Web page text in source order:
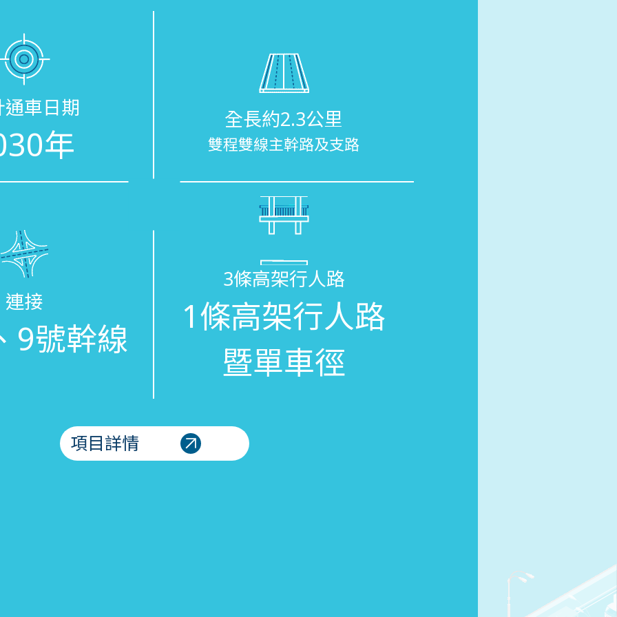
車日期
年
全長約2.3公里
雙程雙線主幹路及支路
連接
9號幹線
3條高架行人路
1條高架行人路
暨單車徑
項目詳情